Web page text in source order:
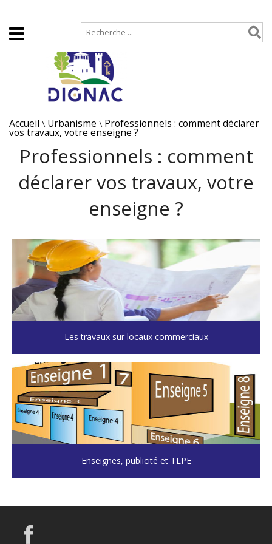
Accueil \ Urbanisme \ Professionnels : comment déclarer
vos travaux, votre enseigne ?
Professionnels : comment
déclarer vos travaux, votre
enseigne ?
Les travaux sur locaux commerciaux
Enseignes, publicité et TLPE